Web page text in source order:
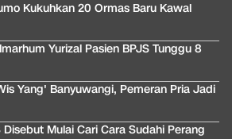
Kukuhkan 20 Ormas Baru Kawal
Yurizal Pasien BPJS Tunggu 8
Yang' Banyuwangi, Pemeran Pria Jadi
Mulai Cari Cara Sudahi Perang